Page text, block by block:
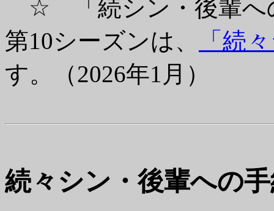
☆ 「続シン・後輩へ
第10シーズンは、
「続
す。（2026年1月）
続々シン・後輩への